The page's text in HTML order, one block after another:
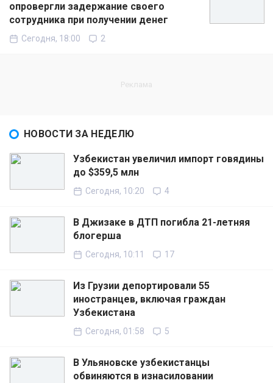
опровергли задержание своего
сотрудника при получении денег
Сегодня, 18:00 2
НОВОСТИ ЗА НЕДЕЛЮ
Узбекистан увеличил импорт говядины
до $359,5 млн
Сегодня, 10:20 4
В Джизаке в ДТП погибла 21-летняя
блогерша
Сегодня, 10:11 17
Из Грузии депортировали 55
иностранцев, включая граждан
Узбекистана
Сегодня, 01:58 5
В Ульяновске узбекистанцы
обвиняются в изнасиловании